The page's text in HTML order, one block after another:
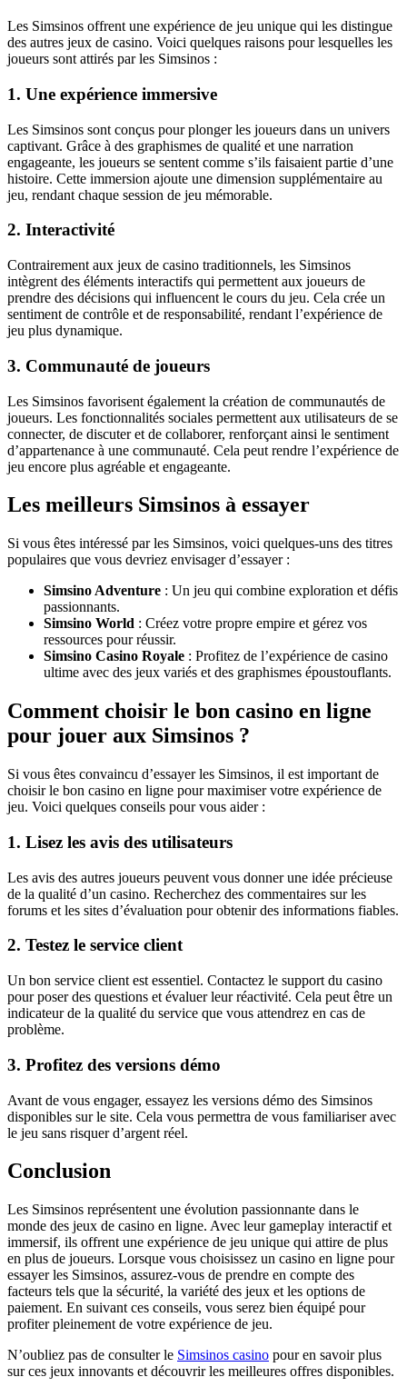
Les Simsinos offrent une expérience de jeu unique qui les distingue
des autres jeux de casino. Voici quelques raisons pour lesquelles les
joueurs sont attirés par les Simsinos :
1. Une expérience immersive
Les Simsinos sont conçus pour plonger les joueurs dans un univers
captivant. Grâce à des graphismes de qualité et une narration
engageante, les joueurs se sentent comme s’ils faisaient partie d’une
histoire. Cette immersion ajoute une dimension supplémentaire au
jeu, rendant chaque session de jeu mémorable.
2. Interactivité
Contrairement aux jeux de casino traditionnels, les Simsinos
intègrent des éléments interactifs qui permettent aux joueurs de
prendre des décisions qui influencent le cours du jeu. Cela crée un
sentiment de contrôle et de responsabilité, rendant l’expérience de
jeu plus dynamique.
3. Communauté de joueurs
Les Simsinos favorisent également la création de communautés de
joueurs. Les fonctionnalités sociales permettent aux utilisateurs de se
connecter, de discuter et de collaborer, renforçant ainsi le sentiment
d’appartenance à une communauté. Cela peut rendre l’expérience de
jeu encore plus agréable et engageante.
Les meilleurs Simsinos à essayer
Si vous êtes intéressé par les Simsinos, voici quelques-uns des titres
populaires que vous devriez envisager d’essayer :
Simsino Adventure : Un jeu qui combine exploration et défis
passionnants.
Simsino World : Créez votre propre empire et gérez vos
ressources pour réussir.
Simsino Casino Royale : Profitez de l’expérience de casino
ultime avec des jeux variés et des graphismes époustouflants.
Comment choisir le bon casino en ligne
pour jouer aux Simsinos ?
Si vous êtes convaincu d’essayer les Simsinos, il est important de
choisir le bon casino en ligne pour maximiser votre expérience de
jeu. Voici quelques conseils pour vous aider :
1. Lisez les avis des utilisateurs
Les avis des autres joueurs peuvent vous donner une idée précieuse
de la qualité d’un casino. Recherchez des commentaires sur les
forums et les sites d’évaluation pour obtenir des informations fiables.
2. Testez le service client
Un bon service client est essentiel. Contactez le support du casino
pour poser des questions et évaluer leur réactivité. Cela peut être un
indicateur de la qualité du service que vous attendrez en cas de
problème.
3. Profitez des versions démo
Avant de vous engager, essayez les versions démo des Simsinos
disponibles sur le site. Cela vous permettra de vous familiariser avec
le jeu sans risquer d’argent réel.
Conclusion
Les Simsinos représentent une évolution passionnante dans le
monde des jeux de casino en ligne. Avec leur gameplay interactif et
immersif, ils offrent une expérience de jeu unique qui attire de plus
en plus de joueurs. Lorsque vous choisissez un casino en ligne pour
essayer les Simsinos, assurez-vous de prendre en compte des
facteurs tels que la sécurité, la variété des jeux et les options de
paiement. En suivant ces conseils, vous serez bien équipé pour
profiter pleinement de votre expérience de jeu.
N’oubliez pas de consulter le Simsinos casino pour en savoir plus
sur ces jeux innovants et découvrir les meilleures offres disponibles.